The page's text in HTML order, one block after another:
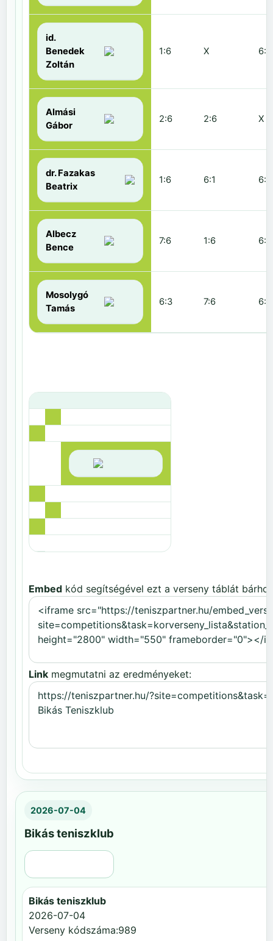
id.
Benedek
Zoltán
1:6 X 6:2
Almási
Gábor
2:6 2:6 X
dr. Fazakas
Beatrix
1:6 6:1 6:0
Albecz
Bence
7:6 1:6 6:3
Mosolygó
Tamás
6:3 7:6 6:1
Embed kód segítségével ezt a verseny táblát
Link megmutatni az eredményeket:
2026-07-04
Bikás teniszklub
Bikás teniszklub
2026-07-04
Verseny kódszáma:989